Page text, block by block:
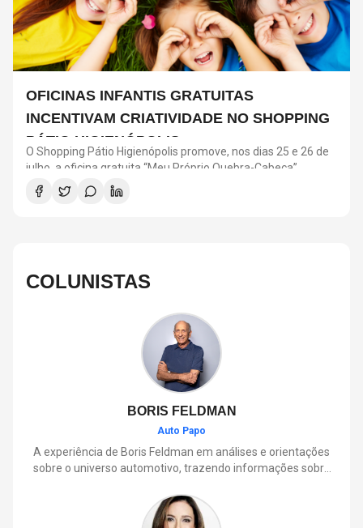
OFICINAS INFANTIS GRATUITAS
INCENTIVAM CRIATIVIDADE NO SHOPPING
PÁTIO HIGIENÓPOLIS
O Shopping Pátio Higienópolis promove, nos dias 25 e 26 de
julho, a oficina gratuita “Meu Próprio Quebra-Cabeça”,
voltada para crianças a partir de 4 anos. A atividade faz
parte da programação “Menos Telas, Mais Imaginação” e
COLUNISTAS
BORIS FELDMAN
Auto Papo
A experiência de Boris Feldman em análises e orientações
sobre o universo automotivo, trazendo informações sobre
que envolve o dia a dia dos motoristas.